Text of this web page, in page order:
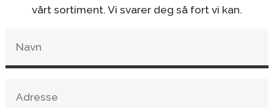
vårt sortiment. Vi svarer deg så fort vi kan.